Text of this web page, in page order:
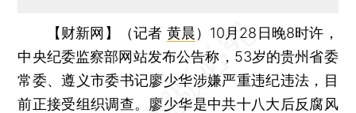
【财新网】（记者 黄晨） 10月28日晚8时许，
中央纪委监察部网站发布公告称，53岁的贵州省委
常委、遵义市委书记廖少华涉嫌严重违纪违法，目
前正接受组织调查。廖少华是中共十八大后反腐风